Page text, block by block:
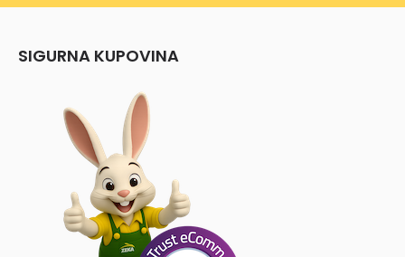
SIGURNA KUPOVINA